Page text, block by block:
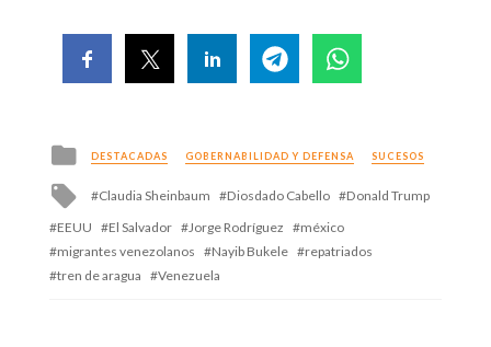
Posted
in
DESTACADAS GOBERNABILIDAD Y DEFENSA SUCESOS
Tagged
Claudia Sheinbaum Diosdado Cabello
Donald Trump
EEUU
El Salvador Jorge Rodríguez
méxico
migrantes venezolanos
Nayib Bukele
repatriados
tren de aragua
Venezuela